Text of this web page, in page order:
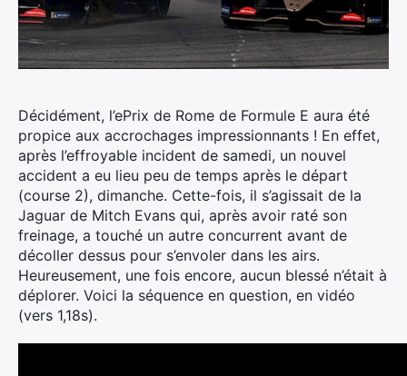
Décidément, l’ePrix de Rome de Formule E aura été
propice aux accrochages impressionnants ! En effet,
après l’effroyable incident de samedi, un nouvel
accident a eu lieu peu de temps après le départ
(course 2), dimanche. Cette-fois, il s’agissait de la
Jaguar de Mitch Evans qui, après avoir raté son
freinage, a touché un autre concurrent avant de
décoller dessus pour s’envoler dans les airs.
Heureusement, une fois encore, aucun blessé n’était à
déplorer. Voici la séquence en question, en vidéo
(vers 1,18s).